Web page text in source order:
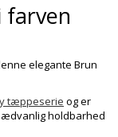
elegante Brun
tæppeserie og er
holdbarhed